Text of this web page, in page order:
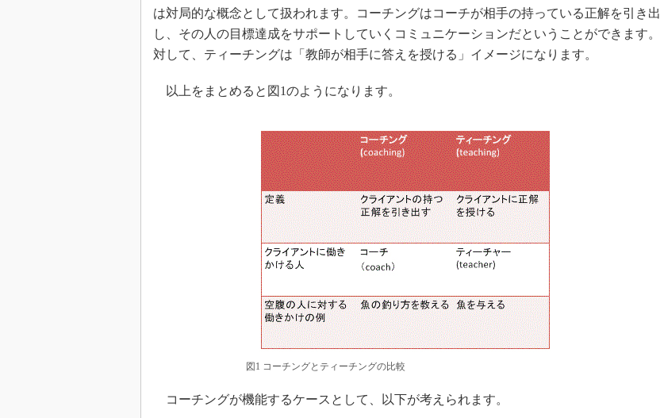
は対局的な概念として扱われます。コーチングはコーチが相手の持っている正解を引き出
し、その人の目標達成をサポートしていくコミュニケーションだということができます。
対して、ティーチングは「教師が相手に答えを授ける」イメージになります。
以上をまとめると図1のようになります。
図1 コーチングとティーチングの比較
コーチングが機能するケースとして、以下が考えられます。